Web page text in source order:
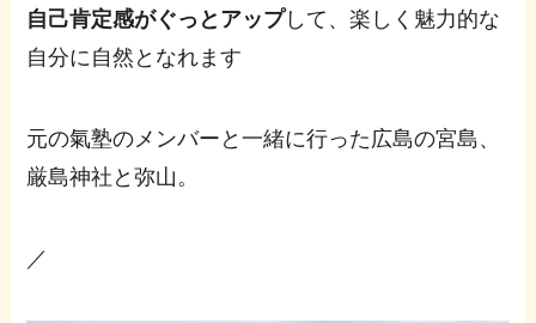
自己肯定感がぐっとアップして、楽しく魅力的な
自分に自然となれます
元の氣塾のメンバーと一緒に行った広島の宮島、
厳島神社と弥山。
／